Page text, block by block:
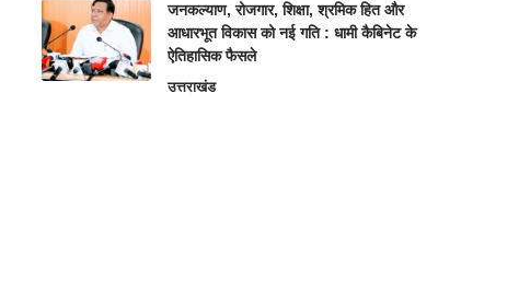
जनकल्याण, रोजगार, शिक्षा, श्रमिक हित और
आधारभूत विकास को नई गति : धामी कैबिनेट के
ऐतिहासिक फैसले
उत्तराखंड